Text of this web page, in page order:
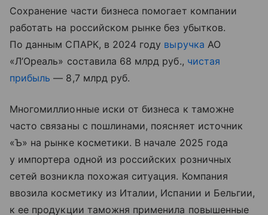
Сохранение части бизнеса помогает компании
работать на российском рынке без убытков.
По данным СПАРК, в 2024 году выручка АО
«Л’Ореаль» составила 68 млрд руб., чистая
прибыль — 8,7 млрд руб.
Многомиллионные иски от бизнеса к таможне
часто связаны с пошлинами, поясняет источник
«Ъ» на рынке косметики. В начале 2025 года
у импортера одной из российских розничных
сетей возникла похожая ситуация. Компания
ввозила косметику из Италии, Испании и Бельгии,
к ее продукции таможня применила повышенные